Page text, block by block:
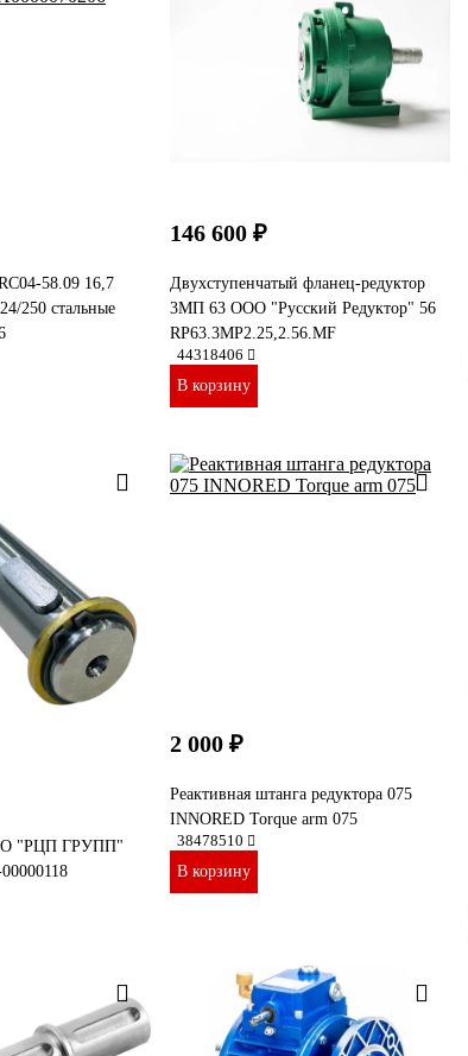
58.09 16,7
250 стальные
146 600 ₽
Двухступенчатый фланец-редуктор
3МП 63 ООО "Русский Редуктор" 56
RP63.3MP2.25,2.56.MF
44318406
В корзину
"РЦП ГРУПП"
2 000 ₽
Реактивная штанга редуктора 075
INNORED Torque arm 075
38478510
В корзину